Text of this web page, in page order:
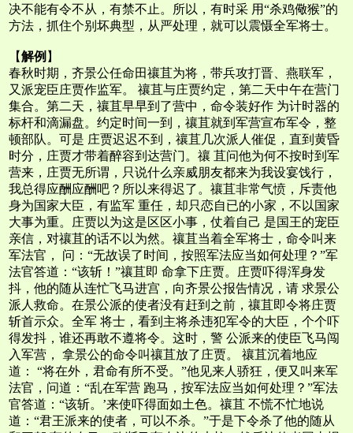
决不能有令不从，有禁不止。所以，有时采 用“杀鸡儆猴”的
方法，抓住个别坏典型，从严处理，就可以震慑全军将士。
【解例 】
春秋时期，齐景公任命田禳苴为将，带兵攻打晋、燕联军，
又派宠臣庄贾作监军。 禳苴与庄贾约定，第二天中午在营门
集合。第二天，禳苴早早到了营中，命令装好作 为计时器的
标杆和滴漏盘。约定时间一到，禳苴就到军营宣布军令，整
顿部队。可是 庄贾迟迟不到，禳苴几次派人催促，直到黄昏
时分，庄贾才带着醉容到达营门。禳 苴问他为何不按时到军
营来，庄贾无所谓，只说什么亲威朋友都来为我设宴饯行，
我总得应酬应酬吧？所以来得迟了。禳苴非常气愤，斥责他
身为国家大臣，有监军 重任，却只恋自已的小家，不以国家
大事为重。庄贾以为这是区区小事，仗着自己 是国王的宠臣
亲信，对禳苴的话不以为然。禳苴当着全军将士，命令叫来
军法官， 问：“无故误了时间，按照军法应当如何处理？”军
法官答道：“该斩！”禳苴即 命拿下庄贾。庄贾吓得浑身发
抖，他的随从连忙飞马进宫，向齐景公报告情况，请 求景公
派人救命。在景公派的使者没有赶到之前，禳苴即令将庄贾
斩首示众。全军 将士，看到主将杀违犯军令的大臣，个个吓
得发抖，谁还再敢不遵将令。这时，警 公派来的使臣飞马闯
入军营， 拿景公的命令叫禳苴放了庄贾。 禳苴沉着地应
道： “将在外，君命有所不受。”他见来人骄狂，便又叫来军
法官，问道：“乱在军营 跑马，按军法应当如何处理？”军法
官答道：“该斩。’来使吓得面如土色。禳苴 不慌不忙地说
道：“君王派来的使者，可以不杀。”于是下令杀了他的随从